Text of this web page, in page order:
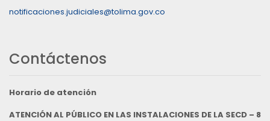
notificaciones.judiciales@tolima.gov.co
Contáctenos
Horario de atención
ATENCIÓN AL PÚBLICO EN LAS INSTALACIONES DE LA SECD – 8